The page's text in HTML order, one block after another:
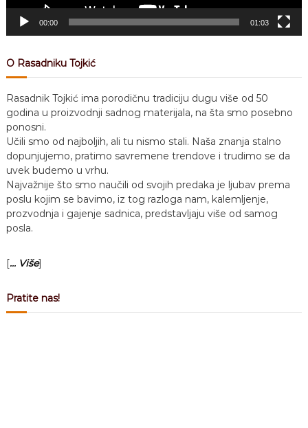
e
00:00 01:03
O Rasadniku Tojkić
Rasadnik Tojkić ima porodičnu tradiciju dugu više od 50
godina u proizvodnji sadnog materijala, na šta smo posebno
ponosni.
Učili smo od najboljih, ali tu nismo stali. Naša znanja stalno
dopunjujemo, pratimo savremene trendove i trudimo se da
uvek budemo u vrhu.
Najvažnije što smo naučili od svojih predaka je ljubav prema
poslu kojim se bavimo, iz tog razloga nam, kalemljenje,
prozvodnja i gajenje sadnica, predstavljaju više od samog
posla.
[... Više]
Pratite nas!